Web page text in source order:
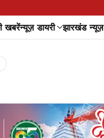
खबरेंन्यूज़ डायरी झारखंड न्यूज़